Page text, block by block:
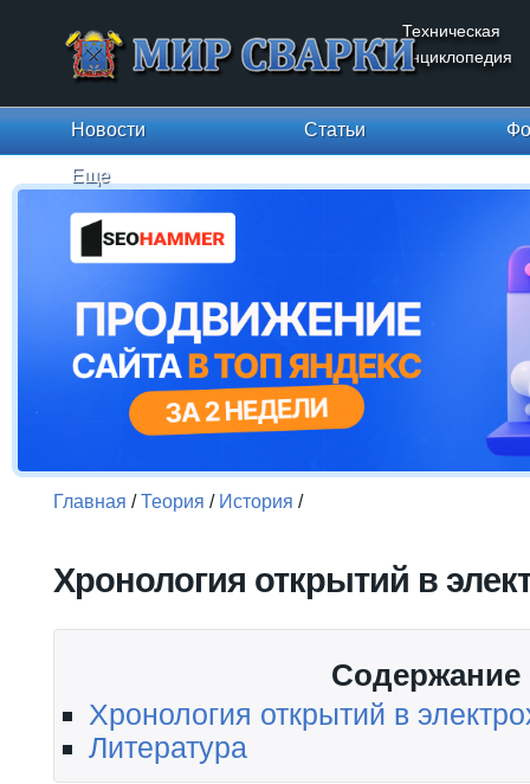
Техническая
энциклопедия
Новости Статьи
Еще
Главная /Теория / История /
Хронология открытий в
Содержание
Хронология открытий в
Литература